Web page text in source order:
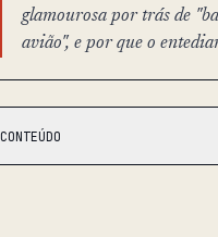
glamourosa por trás de
avião", e por que o
CONTEÚDO